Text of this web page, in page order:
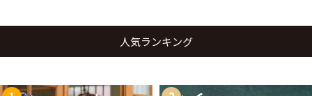
人気ランキング